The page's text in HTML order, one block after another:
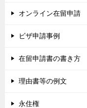
オンライン在留申請
ビザ申請事例
在留申請書の書き方
理由書等の例文
永住権